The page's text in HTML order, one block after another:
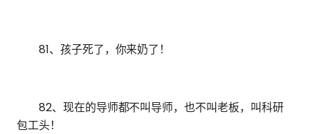
81、孩子死了，你来奶了！
82、现在的导师都不叫导师，也不叫老板，叫科研
包工头！